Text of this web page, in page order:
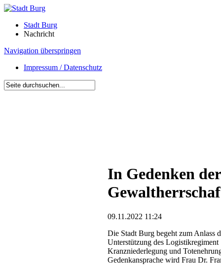
Stadt Burg
Nachricht
Navigation überspringen
Impressum / Datenschutz
In Gedenken
09.11.2022 11:24
Die Stadt Burg begeht zum Anlass
Unterstützung des
Kranzniederlegung und
Gedenkansprache wird Frau Dr.